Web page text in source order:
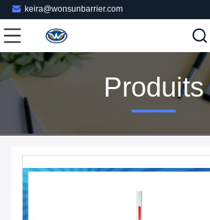
keira@wonsunbarrier.com
Produits